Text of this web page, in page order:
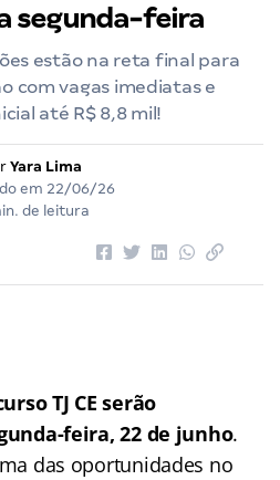
segunda-feira
estão na reta final para
com vagas imediatas e
até R$ 8,8 mil!
Yara Lima
em 22/06/26
de leitura
TJ CE serão
feira, 22 de junho.
das oportunidades no